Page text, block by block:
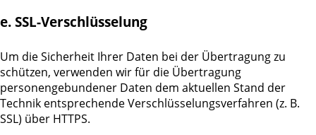
e. SSL-Verschlüsselung
Um die Sicherheit Ihrer Daten bei der Übertragung zu
schützen, verwenden wir für die Übertragung
personengebundener Daten dem aktuellen Stand der
Technik entsprechende Verschlüsselungsverfahren (z. B.
SSL) über HTTPS.